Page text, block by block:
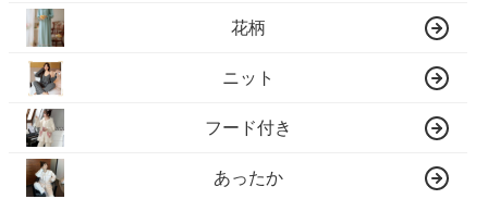
花柄
ニット
フード付き
あったか